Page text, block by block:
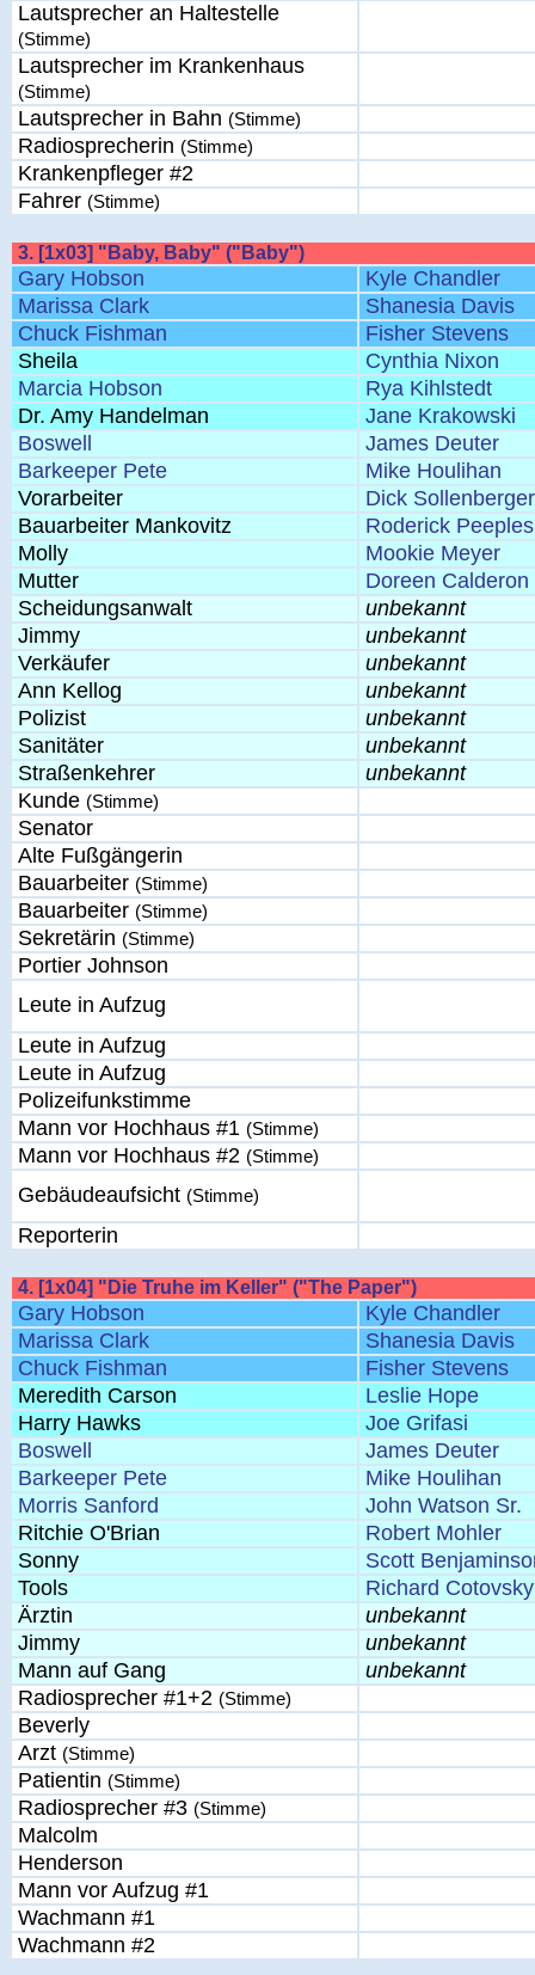
Lautsprecher an Haltestelle
(Stimme)
Lautsprecher im Krankenhaus
(Stimme)
Lautsprecher in Bahn (Stimme)
Radiosprecherin (Stimme)
Krankenpfleger #2
Fahrer (Stimme)
3. [1x03] "Baby, Baby" ("Baby")
Gary Hobson
Kyle Chandler
Marissa Clark
Shanesia Davis
Chuck Fishman
Fisher Stevens
Sheila
Cynthia Nixon
Marcia Hobson
Rya Kihlstedt
Dr. Amy Handelman
Jane Krakowski
Boswell
James Deuter
Barkeeper Pete
Mike Houlihan
Vorarbeiter
Dick Sollenberger
Bauarbeiter Mankovitz
Roderick Peeples
Molly
Mookie Meyer
Mutter
Doreen Calderon
Scheidungsanwalt
unbekannt
Jimmy
unbekannt
Verkäufer
unbekannt
Ann Kellog
unbekannt
Polizist
unbekannt
Sanitäter
unbekannt
Straßenkehrer
unbekannt
Kunde (Stimme)
Senator
Alte Fußgängerin
Bauarbeiter (Stimme)
Bauarbeiter (Stimme)
Sekretärin (Stimme)
Portier Johnson
Leute in Aufzug
Leute in Aufzug
Leute in Aufzug
Polizeifunkstimme
Mann vor Hochhaus #1 (Stimme)
Mann vor Hochhaus #2 (Stimme)
Gebäudeaufsicht (Stimme)
Reporterin
4. [1x04] "Die Truhe im Keller" ("The Paper")
Gary Hobson
Kyle Chandler
Marissa Clark
Shanesia Davis
Chuck Fishman
Fisher Stevens
Meredith Carson
Leslie Hope
Harry Hawks
Joe Grifasi
Boswell
James Deuter
Barkeeper Pete
Mike Houlihan
Morris Sanford
John Watson Sr.
Ritchie O'Brian
Robert Mohler
Sonny
Scott
Tools
Richard Cotovsky
Ärztin
unbekannt
Jimmy
unbekannt
Mann auf Gang
unbekannt
Radiosprecher #1+2 (Stimme)
Beverly
Arzt (Stimme)
Patientin (Stimme)
Radiosprecher #3 (Stimme)
Malcolm
Henderson
Mann vor Aufzug #1
Wachmann #1
Wachmann #2